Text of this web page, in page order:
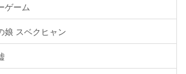
ゲーム
娘 スベクヒャン